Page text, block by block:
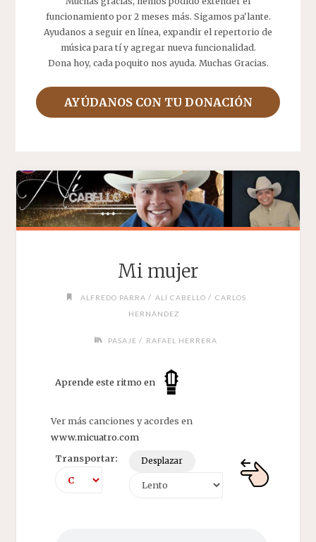
funcionamiento por 2 meses más. Sigamos pa'lante.
Ayudanos a seguir en línea, expandir el repertorio de
música para tí y agregar nueva funcionalidad.
Dona hoy, cada poquito nos ayuda. Muchas Gracias.
AYÚDANOS CON TU DONACIÓN
Mi mujer
ALFREDO PARRA / ALÍ CABELLO / CARLOS
HERNÁNDEZ
PASAJE / RAFAEL HERRERA
Aprende este ritmo en
Ver más canciones y acordes en
www.micuatro.com
Transportar:
Desplazar